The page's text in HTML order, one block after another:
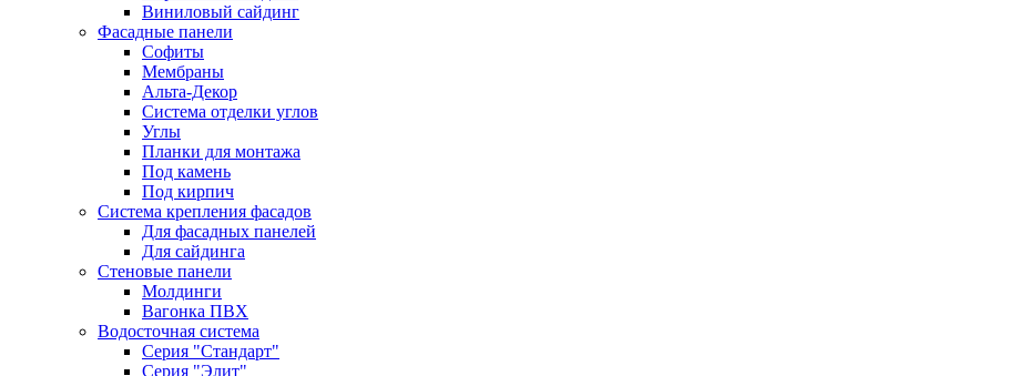
Виниловый сайдинг
Фасадные панели
Софиты
Мембраны
Альта-Декор
Система отделки углов
Углы
Планки для монтажа
Под камень
Под кирпич
Система крепления фасадов
Для фасадных панелей
Для сайдинга
Стеновые панели
Молдинги
Вагонка ПВХ
Водосточная система
Серия "Стандарт"
Серия "Элит"